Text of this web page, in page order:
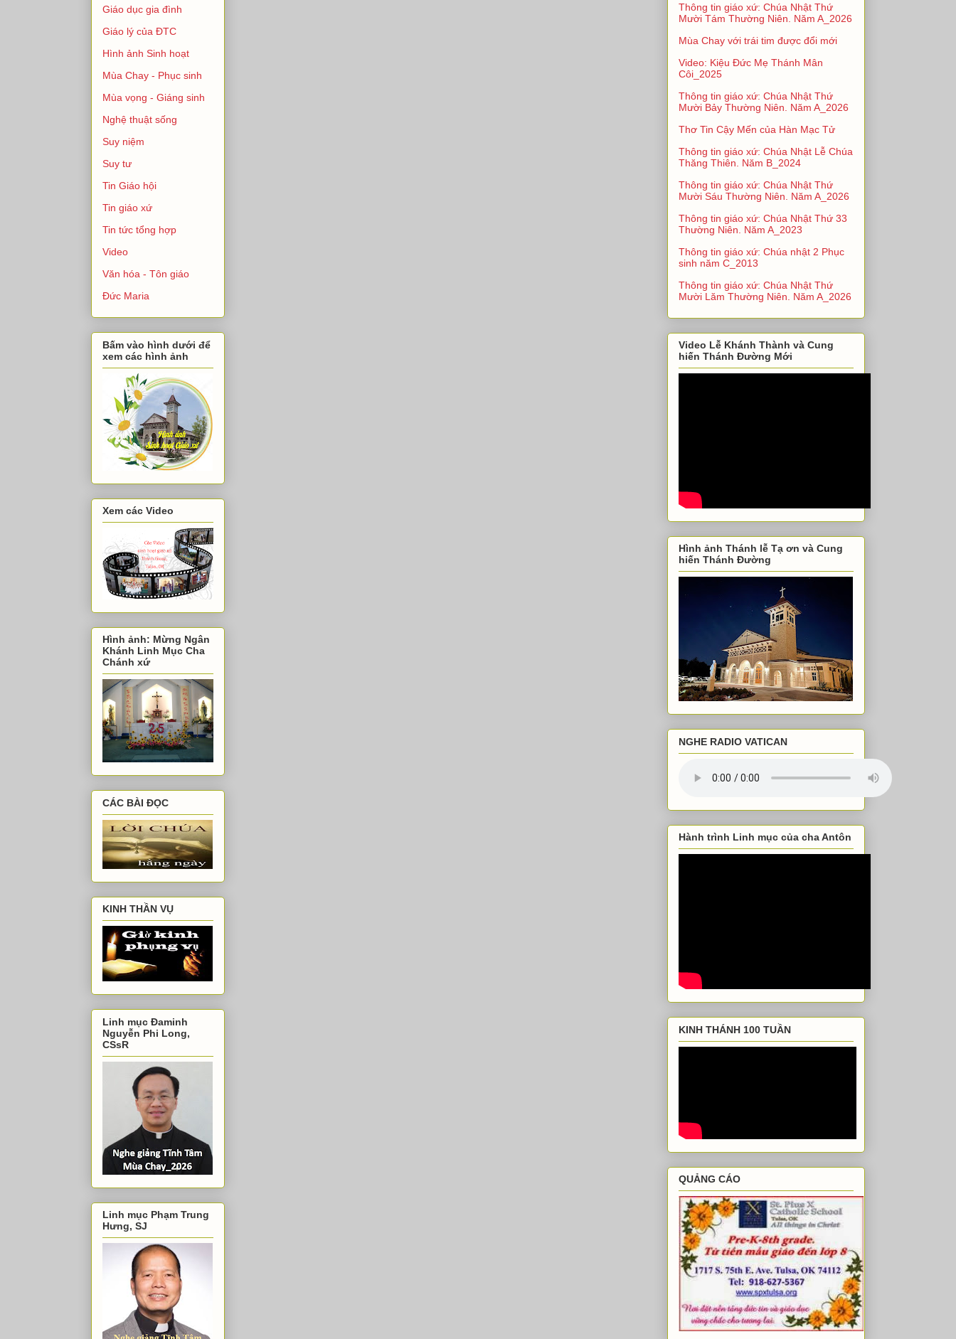
Giáo dục gia đình
Giáo lý của ĐTC
Hình ảnh Sinh hoạt
Mùa Chay - Phục sinh
Mùa vọng - Giáng sinh
Nghệ thuật sống
Suy niệm
Suy tư
Tin Giáo hội
Tin giáo xứ
Tin tức tổng hợp
Video
Văn hóa - Tôn giáo
Đức Maria
Bấm vào hình dưới để
xem các hình ảnh
Xem các Video
Hình ảnh: Mừng Ngân
Khánh Linh Mục Cha
Chánh xứ
CÁC BÀI ĐỌC
KINH THẦN VỤ
Linh mục Đaminh
Nguyễn Phi Long,
CSsR
Linh mục Phạm Trung
Hưng, SJ
Thông tin giáo xứ: Chúa Nhật Thứ
Mười Tám Thường Niên. Năm A_2026
Mùa Chay với trái tim được đổi mới
Video: Kiệu Đức Mẹ Thánh Mân
Côi_2025
Thông tin giáo xứ: Chúa Nhật Thứ
Mười Bảy Thường Niên. Năm A_2026
Thơ Tin Cậy Mến của Hàn Mạc Tử
Thông tin giáo xứ: Chúa Nhật Lễ Chúa
Thăng Thiên. Năm B_2024
Thông tin giáo xứ: Chúa Nhật Thứ
Mười Sáu Thường Niên. Năm A_2026
Thông tin giáo xứ: Chúa Nhật Thứ 33
Thường Niên. Năm A_2023
Thông tin giáo xứ: Chúa nhật 2 Phục
sinh năm C_2013
Thông tin giáo xứ: Chúa Nhật Thứ
Mười Lăm Thường Niên. Năm A_2026
Video Lễ Khánh Thành và Cung
hiến Thánh Đường Mới
Hình ảnh Thánh lễ Tạ ơn và Cung
hiến Thánh Đường
NGHE RADIO VATICAN
Hành trình Linh mục của cha Antôn
KINH THÁNH 100 TUẦN
QUẢNG CÁO